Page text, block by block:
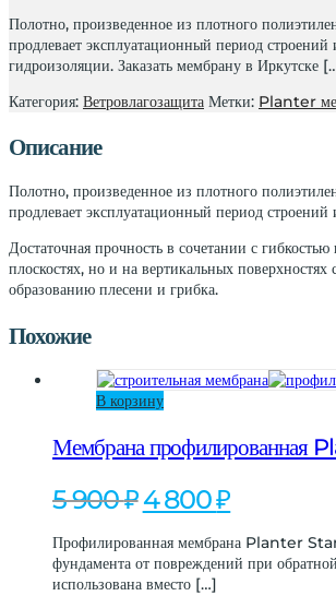
Eco
2х20м
Полотно, произведенное из плотного
продлевает эксплуатационный период строений
гидроизоляции. Заказать мембрану в Иркутске
Категория: Ветровлагозащита Метки: Planter
Описание
Полотно, произведенное из плотного
продлевает эксплуатационный период строений
Достаточная прочность в сочетании с
плоскостях, но и на вертикальных
образованию плесени и грибка.
Похожие
В корзину
Мембрана
5 900₽ Первоначальная
цена
5
900 ₽.
4 800₽Текущая
цена:
800 ₽.
Профилированная мембрана Planter
фундамента от повреждений при
использована вместо […]